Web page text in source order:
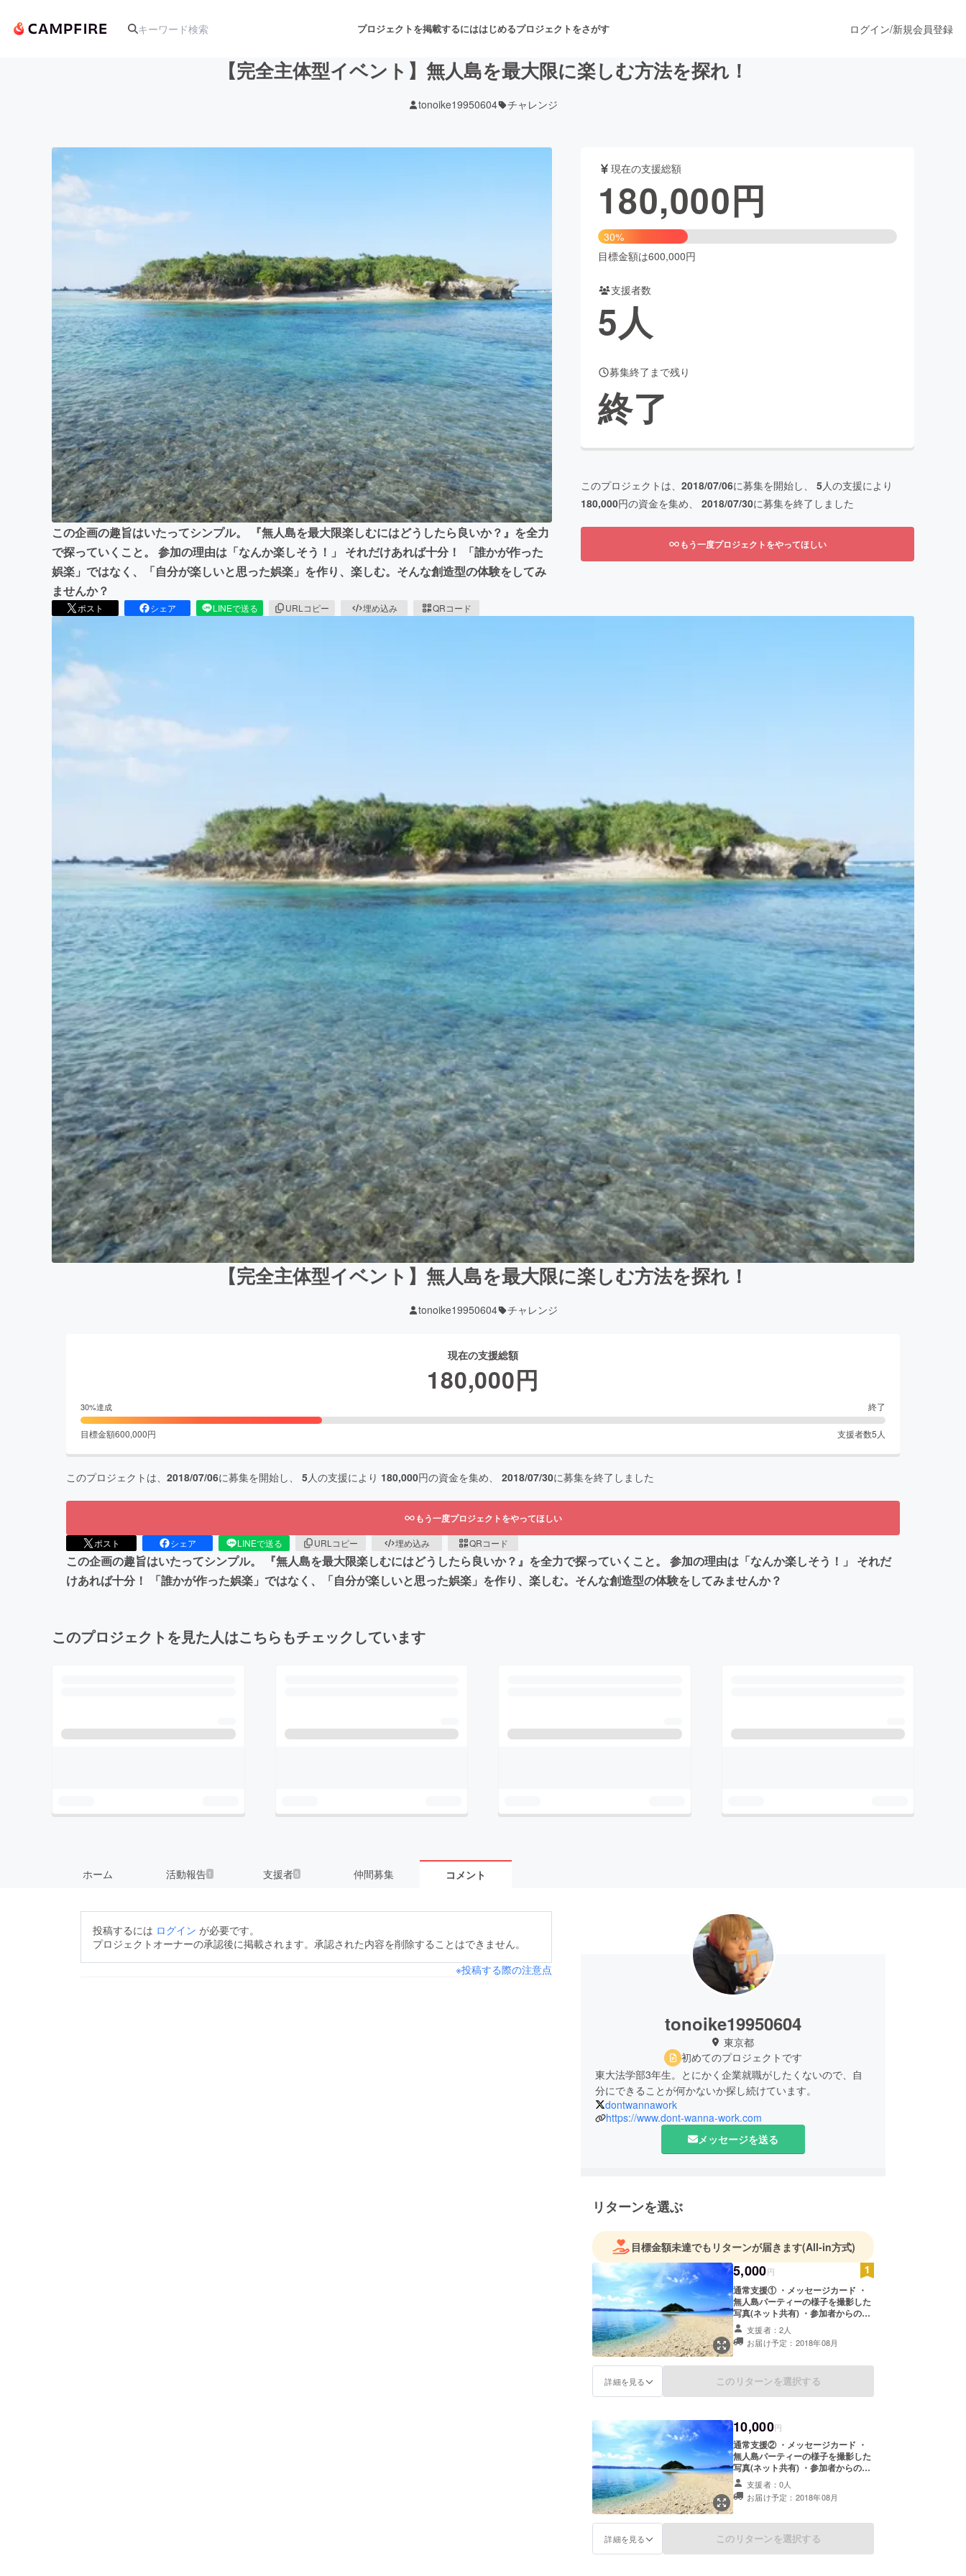
プロジェクトを掲載するにははじめるプロジェクトをさがす
舞台・パフォーマンス
テクノロジー・ガジェット ファッション
映像・映画 書籍・雑誌出版
ビジネス・起業 チャレンジ ビューティー・ヘルスケア
まちづくり・地域活性化
CAMPFIRE for Social GoodCAMPFIRE Creation
CAMPFIREふるさと納税 machi-ya コミュニティ
ログイン/新規会員登録
【完全主体型イベント】無人島を最大限に楽しむ方法を探れ！
tonoike19950604 チャレンジ
この企画の趣旨はいたってシンプル。 『無人島を最大限楽しむにはどうしたら良いか？』を全力
で探っていくこと。 参加の理由は「なんか楽しそう！」 それだけあれば十分！ 「誰かが作った
娯楽」ではなく、「自分が楽しいと思った娯楽」を作り、楽しむ。そんな創造型の体験をしてみ
ませんか？
ポスト シェア LINEで送る URLコピー 埋め込み QRコード
現在の支援総額
180,000円
30%
目標金額は600,000円
支援者数
5人
募集終了まで残り
終了
このプロジェクトは、 2018/07/06に募集を開始し、 5人の支援により
180,000円の資金を集め、 2018/07/30に募集を終了しました
もう一度プロジェクトをやってほしい
【完全主体型イベント】無人島を最大限に楽しむ方法を探れ！
tonoike19950604 チャレンジ
現在の支援総額
180,000円
30%達成 終了
目標金額600,000円 支援者数5 人
このプロジェクトは、 2018/07/06に募集を開始し、 5人の支援により 180,000円の資金を集め、 2018/07/30に募集を終了しました
もう一度プロジェクトをやってほしい
ポスト シェア LINEで送る URLコピー 埋め込み QRコード
この企画の趣旨はいたってシンプル。 『無人島を最大限楽しむにはどうしたら良いか？』を全力で探っていくこと。 参加の理由は「なんか楽しそう！」 それだ
けあれば十分！ 「誰かが作った娯楽」ではなく、「自分が楽しいと思った娯楽」を作り、楽しむ。そんな創造型の体験をしてみませんか？
このプロジェクトを見た人はこちらもチェックしています
ホーム 活動報告 1 支援者5 仲間募集 コメント
投稿するには ログイン が必要です。
プロジェクトオーナーの承認後に掲載されます。承認された内容を削除することはできません。
※投稿する際の注意点
tonoike19950604
東京都
初めてのプロジェクトです
東大法学部3年生。とにかく企業就職がしたくないので、自
分にできることが何かないか探し続けています。
dontwannawork
https://www.dont-wanna-work.com
メッセージを送る
リターンを選ぶ
目標金額未達でもリターンが届きます(All-in方式)
5,000円
通常支援① ・メッセージカード ・
無人島パーティーの様子を撮影した
写真(ネット共有) ・参加者からの特
別映像 ・無人島の砂とか流木とか
支援者：2人
お届け予定：2018年08月
詳細を見る このリターンを選択する
10,000円
通常支援② ・メッセージカード ・
無人島パーティーの様子を撮影した
写真(ネット共有) ・参加者からの特
別映像 ・無人島の砂とか流木とか
・参加者の肌ビフォーアフター写真
支援者：0人
お届け予定：2018年08月
詳細を見る このリターンを選択する